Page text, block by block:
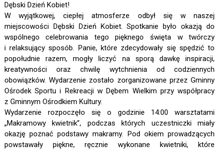
Dębski Dzień Kobiet!
W wyjątkowej, ciepłej atmosferze odbył się w naszej
miejscowości Dębski Dzień Kobiet. Spotkanie było okazją do
wspólnego celebrowania tego pięknego święta w twórczy
i relaksujący sposób. Panie, które zdecydowały się spędzić to
popołudnie razem, mogły liczyć na sporą dawkę inspiracji,
kreatywności oraz chwilę wytchnienia od codziennych
obowiązków. Wydarzenie zostało zorganizowane przez Gminny
Ośrodek Sportu i Rekreacji w Dębem Wielkim przy współpracy
z Gminnym Ośrodkiem Kultury.
Wydarzenie rozpoczęło się o godzinie 14:00 warsztatami
„Makramowy kwietnik”, podczas których uczestniczki miały
okazję poznać podstawy makramy. Pod okiem prowadzących
powstawały piękne, ręcznie wykonane kwietniki, które